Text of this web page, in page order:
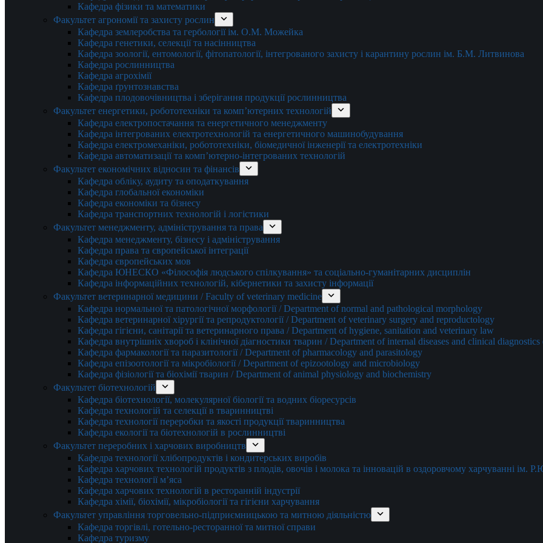
Кафедра фізики та математики
Факультет агрономії та захисту рослин
Кафедра землеробства та гербології ім. О.М. Можейка
Кафедра генетики, селекції та насінництва
Кафедра зоології, ентомології, фітопатології, інтегрованого захисту і карантину рослин ім. Б.М. Литвинова
Кафедра рослинництва
Кафедра агрохімії
Кафедра ґрунтознавства
Кафедра плодовочівництва і зберігання продукції рослинництва
Факультет енергетики, робототехніки та комп’ютерних технологій
Кафедра електропостачання та енергетичного менеджменту
Кафедра інтегрованих електротехнологій та енергетичного машинобудування
Кафедра електромеханіки, робототехніки, біомедичної інженерії та електротехніки
Кафедра автоматизації та комп’ютерно-інтегрованих технологій
Факультет економічних відносин та фінансів
Кафедра обліку, аудиту та оподаткування
Кафедра глобальної економіки
Кафедра економіки та бізнесу
Кафедра транспортних технологій і логістики
Факультет менеджменту, адміністрування та права
Кафедра менеджменту, бізнесу і адміністрування
Кафедра права та європейської інтеграції
Кафедра європейських мов
Кафедра ЮНЕСКО «Філософія людського спілкування» та соціально-гуманітарних дисциплін
Кафедра інформаційних технологій, кібернетики та захисту інформації
Факультет ветеринарної медицини / Faculty of veterinary medicine
Кафедра нормальної та патологічної морфології / Department of normal and pathological morphology
Кафедра ветеринарної хірургії та репродуктології / Department of veterinary surgery and reproductology
Кафедра гігієни, санітарії та ветеринарного права / Department of hygiene, sanitation and veterinary law
Кафедра внутрішніх хвороб і клінічної діагностики тварин / Department of internal diseases and clinical
Кафедра фармакології та паразитології / Department of pharmacology and parasitology
Кафедра епізоотології та мікробіології / Department of epizootology and microbiology
Кафедра фізіології та біохімії тварин / Department of animal physiology and biochemistry
Факультет біотехнологій
Кафедра біотехнології, молекулярної біології та водних біоресурсів
Кафедра технологій та селекції в тваринництві
Кафедра технології переробки та якості продукції тваринництва
Кафедра екології та біотехнологій в рослинництві
Факультет переробних і харчових виробництв
Кафедра технології хлібопродуктів і кондитерських виробів
Кафедра харчових технологій продуктів з плодів, овочів і молока та інновацій в оздоровчому харчуванні ім.
Кафедра технології м’яса
Кафедра харчових технологій в ресторанній індустрії
Кафедра хімії, біохімії, мікробіології та гігієни харчування
Факультет управління торговельно-підприємницькою та митною діяльністю
Кафедра торгівлі, готельно-ресторанної та митної справи
Кафедра туризму